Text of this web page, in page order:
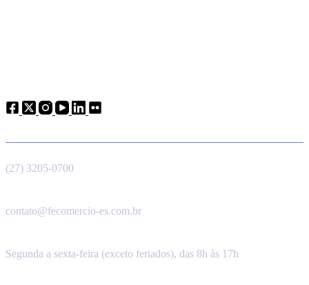
(27) 3205-0700
contato@fecomercio-es.com.br
Segunda a sexta-feira (exceto feriados), das 8h às 17h